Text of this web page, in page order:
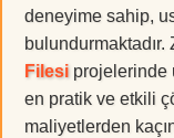
deneyime sahip,
bulundurmaktadır.
Filesi projelerinde
en pratik ve etkili
maliyetlerden